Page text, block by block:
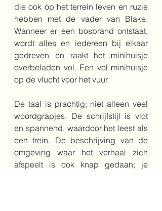
die ook op het terrein leven en ruzie
hebben met de vader van Blake.
Wanneer er een bosbrand ontstaat,
wordt alles en iedereen bij elkaar
gedreven en raakt het minihuisje
overbeladen vol. Een vol minihuisje
op de vlucht voor het vuur.
De taal is prachtig; niet alleen veel
woordgrapjes. De schrijfstijl is vlot
en spannend, waardoor het leest als
een trein. De beschrijving van de
omgeving waar het verhaal zich
afspeelt is ook knap gedaan; je